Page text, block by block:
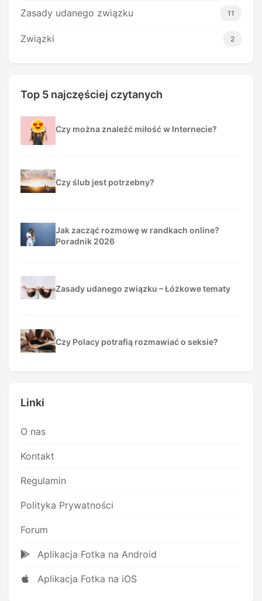
Zasady udanego związku 11
Związki 2
Top 5 najczęściej czytanych
Czy można znaleźć miłość w Internecie?
Czy ślub jest potrzebny?
Jak zacząć rozmowę w randkach online?
Poradnik 2026
Zasady udanego związku – Łóżkowe tematy
Czy Polacy potrafią rozmawiać o seksie?
Linki
O nas
Kontakt
Regulamin
Polityka Prywatności
Forum
Aplikacja Fotka na Android
Aplikacja Fotka na iOS